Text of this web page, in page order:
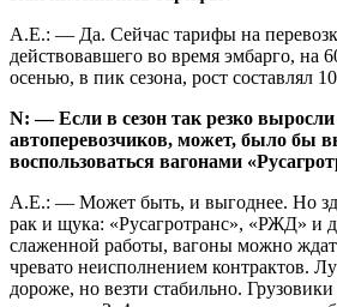
А.Е.: — Да. Сейчас тарифы на
действовавшего во время эмбарго, на
осенью, в пик сезона, рост составлял
N: — Если в сезон так резко
автоперевозчиков, может, было бы
воспользоваться вагонами
А.Е.: — Может быть, и выгоднее. Но
рак и щука: «Русагротранс», «РЖД» и
слаженной работы, вагоны можно
чревато неисполнением контрактов.
дороже, но везти стабильно.